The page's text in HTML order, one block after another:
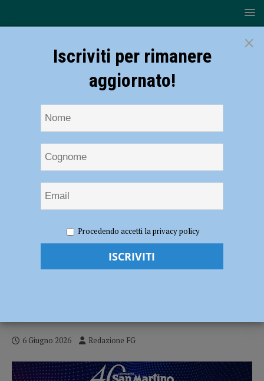
arrestato un 17enne. Settimana di interventi: segnalate 13 persone e
sequestrata hashish, marijuana e cocaina
Droga, arrestato un 17enne. Settimana di
6 Giugno 2026 Redazione FG
×
Iscriviti per rimanere
aggiornato!
Procedendo accetti la privacy policy